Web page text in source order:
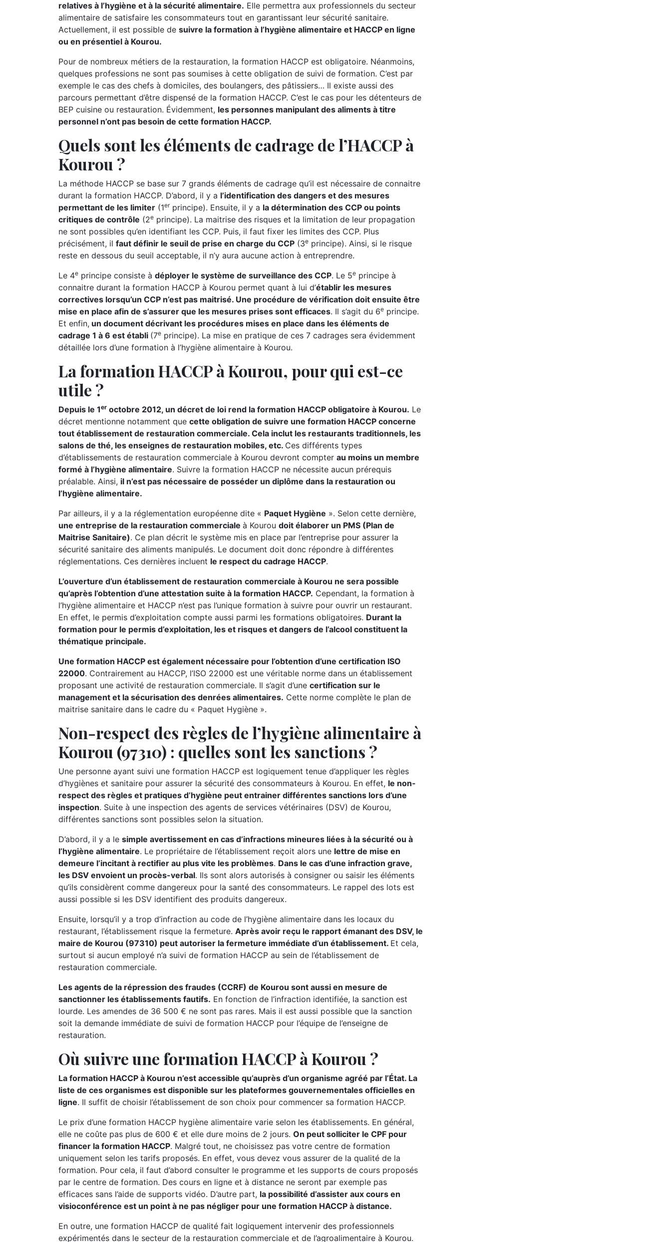
relatives à l’hygiène et à la sécurité alimentaire. Elle permettra aux professionnels du secteur
alimentaire de satisfaire les consommateurs tout en garantissant leur sécurité sanitaire.
Actuellement, il est possible de suivre la formation à l’hygiène alimentaire et HACCP en ligne
ou en présentiel à Kourou.
Pour de nombreux métiers de la restauration, la formation HACCP est obligatoire. Néanmoins,
quelques professions ne sont pas soumises à cette obligation de suivi de formation. C’est par
exemple le cas des chefs à domiciles, des boulangers, des pâtissiers… Il existe aussi des
parcours permettant d’être dispensé de la formation HACCP. C’est le cas pour les détenteurs de
BEP cuisine ou restauration. Évidemment, les personnes manipulant des aliments à titre
personnel n’ont pas besoin de cette formation HACCP.
Quels sont les éléments de cadrage de l’HACCP à
Kourou ?
La méthode HACCP se base sur 7 grands éléments de cadrage qu’il est nécessaire de connaitre
durant la formation HACCP. D’abord, il y a l’identification des dangers et des mesures
permettant de les limiter (1erprincipe). Ensuite, il y a la détermination des CCP ou points
critiques de contrôle (2e principe). La maitrise des risques et la limitation de leur propagation
ne sont possibles qu’en identifiant les CCP. Puis, il faut fixer les limites des CCP. Plus
précisément, il faut définir le seuil de prise en charge du CCP (3e principe). Ainsi, si le risque
reste en dessous du seuil acceptable, il n’y aura aucune action à entreprendre.
Le 4e principe consiste à déployer le système de surveillance des CCP. Le 5e principe à
connaitre durant la formation HACCP à Kourou permet quant à lui d’établir les mesures
correctives lorsqu’un CCP n’est pas maitrisé. Une procédure de vérification doit ensuite être
mise en place afin de s’assurer que les mesures prises sont efficaces. Il s’agit du 6e principe.
Et enfin, un document décrivant les procédures mises en place dans les éléments de
cadrage 1 à 6 est établi (7e principe). La mise en pratique de ces 7 cadrages sera évidemment
détaillée lors d’une formation à l’hygiène alimentaire à Kourou.
La formation HACCP à Kourou, pour qui est-ce
utile ?
Depuis le 1er octobre 2012, un décret de loi rend la formation HACCP obligatoire à Kourou. Le
décret mentionne notamment que cette obligation de suivre une formation HACCP concerne
tout établissement de restauration commerciale. Cela inclut les restaurants traditionnels, les
salons de thé, les enseignes de restauration mobiles, etc. Ces différents types
d’établissements de restauration commerciale à Kourou devront compter au moins un membre
formé à l’hygiène alimentaire. Suivre la formation HACCP ne nécessite aucun prérequis
préalable. Ainsi, il n’est pas nécessaire de posséder un diplôme dans la restauration ou
l’hygiène alimentaire.
Par ailleurs, il y a la réglementation européenne dite « Paquet Hygiène ». Selon cette dernière,
une entreprise de la restauration commerciale à Kourou doit élaborer un PMS (Plan de
Maitrise Sanitaire). Ce plan décrit le système mis en place par l’entreprise pour assurer la
sécurité sanitaire des aliments manipulés. Le document doit donc répondre à différentes
réglementations. Ces dernières incluent le respect du cadrage HACCP.
L’ouverture d’un établissement de restauration commerciale à Kourou ne sera possible
qu’après l’obtention d’une attestation suite à la formation HACCP. Cependant, la formation à
l’hygiène alimentaire et HACCP n’est pas l’unique formation à suivre pour ouvrir un restaurant.
En effet, le permis d’exploitation compte aussi parmi les formations obligatoires. Durant la
formation pour le permis d’exploitation, les et risques et dangers de l’alcool constituent la
thématique principale.
Une formation HACCP est également nécessaire pour l’obtention d’une certification ISO
22000. Contrairement au HACCP, l’ISO 22000 est une véritable norme dans un établissement
proposant une activité de restauration commerciale. Il s’agit d’une certification sur le
management et la sécurisation des denrées alimentaires. Cette norme complète le plan de
maitrise sanitaire dans le cadre du « Paquet Hygiène ».
Non-respect des règles de l’hygiène alimentaire à
Kourou (97310) : quelles sont les sanctions ?
Une personne ayant suivi une formation HACCP est logiquement tenue d’appliquer les règles
d’hygiènes et sanitaire pour assurer la sécurité des consommateurs à Kourou. En effet, le non-
respect des règles et pratiques d’hygiène peut entrainer différentes sanctions lors d’une
inspection. Suite à une inspection des agents de services vétérinaires (DSV) de Kourou,
différentes sanctions sont possibles selon la situation.
D’abord, il y a le simple avertissement en cas d’infractions mineures liées à la sécurité ou à
l’hygiène alimentaire. Le propriétaire de l’établissement reçoit alors une lettre de mise en
demeure l’incitant à rectifier au plus vite les problèmes. Dans le cas d’une infraction grave,
les DSV envoient un procès-verbal. Ils sont alors autorisés à consigner ou saisir les éléments
qu’ils considèrent comme dangereux pour la santé des consommateurs. Le rappel des lots est
aussi possible si les DSV identifient des produits dangereux.
Ensuite, lorsqu’il y a trop d’infraction au code de l’hygiène alimentaire dans les locaux du
restaurant, l’établissement risque la fermeture. Après avoir reçu le rapport émanant des DSV, le
maire de Kourou (97310) peut autoriser la fermeture immédiate d’un établissement. Et cela,
surtout si aucun employé n’a suivi de formation HACCP au sein de l’établissement de
restauration commerciale.
Les agents de la répression des fraudes (CCRF) de Kourou sont aussi en mesure de
sanctionner les établissements fautifs. En fonction de l’infraction identifiée, la sanction est
lourde. Les amendes de 36 500 € ne sont pas rares. Mais il est aussi possible que la sanction
soit la demande immédiate de suivi de formation HACCP pour l’équipe de l’enseigne de
restauration.
Où suivre une formation HACCP à Kourou ?
La formation HACCP à Kourou n’est accessible qu’auprès d’un organisme agréé par l’État. La
liste de ces organismes est disponible sur les plateformes gouvernementales officielles en
ligne. Il suffit de choisir l’établissement de son choix pour commencer sa formation HACCP.
Le prix d’une formation HACCP hygiène alimentaire varie selon les établissements. En général,
elle ne coûte pas plus de 600 € et elle dure moins de 2 jours. On peut solliciter le CPF pour
financer la formation HACCP. Malgré tout, ne choisissez pas votre centre de formation
uniquement selon les tarifs proposés. En effet, vous devez vous assurer de la qualité de la
formation. Pour cela, il faut d’abord consulter le programme et les supports de cours proposés
par le centre de formation. Des cours en ligne et à distance ne seront par exemple pas
efficaces sans l’aide de supports vidéo. D’autre part, la possibilité d’assister aux cours en
visioconférence est un point à ne pas négliger pour une formation HACCP à distance.
En outre, une formation HACCP de qualité fait logiquement intervenir des professionnels
expérimentés dans le secteur de la restauration commerciale et de l’agroalimentaire à Kourou.